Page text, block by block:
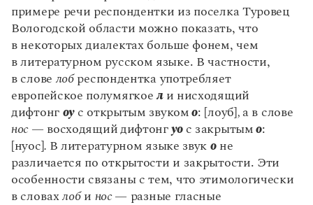
примере речи респондентки из поселка Туровец
Вологодской области можно показать, что
в некоторых диалектах больше фонем, чем
в литературном русском языке. В частности,
в слове лобреспондентка употребляет
европейское полумягкоел и нисходящий
дифтонг оу с открытым звуком о: [лоуб] , а в слове
нос — восходящий дифтонг уо с закрытым о:
[нуос]. В литературном языке звук оне
различается по открытости и закрытости. Эти
особенности связаны с тем, что этимологически
в словахлоби нос — разные гласные